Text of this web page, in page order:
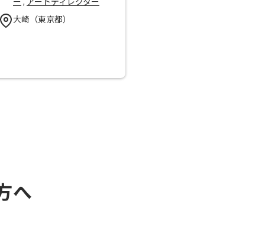
大崎（東京都）
へ